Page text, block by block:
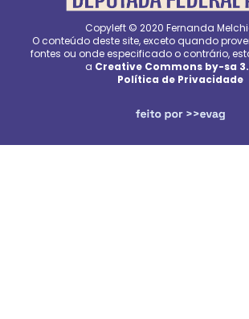
Copyleft © 2020 Fernanda
O conteúdo deste site, exceto quando
fontes ou onde especificado o contrário,
a Creative Commons by-sa
Política de Privacidade